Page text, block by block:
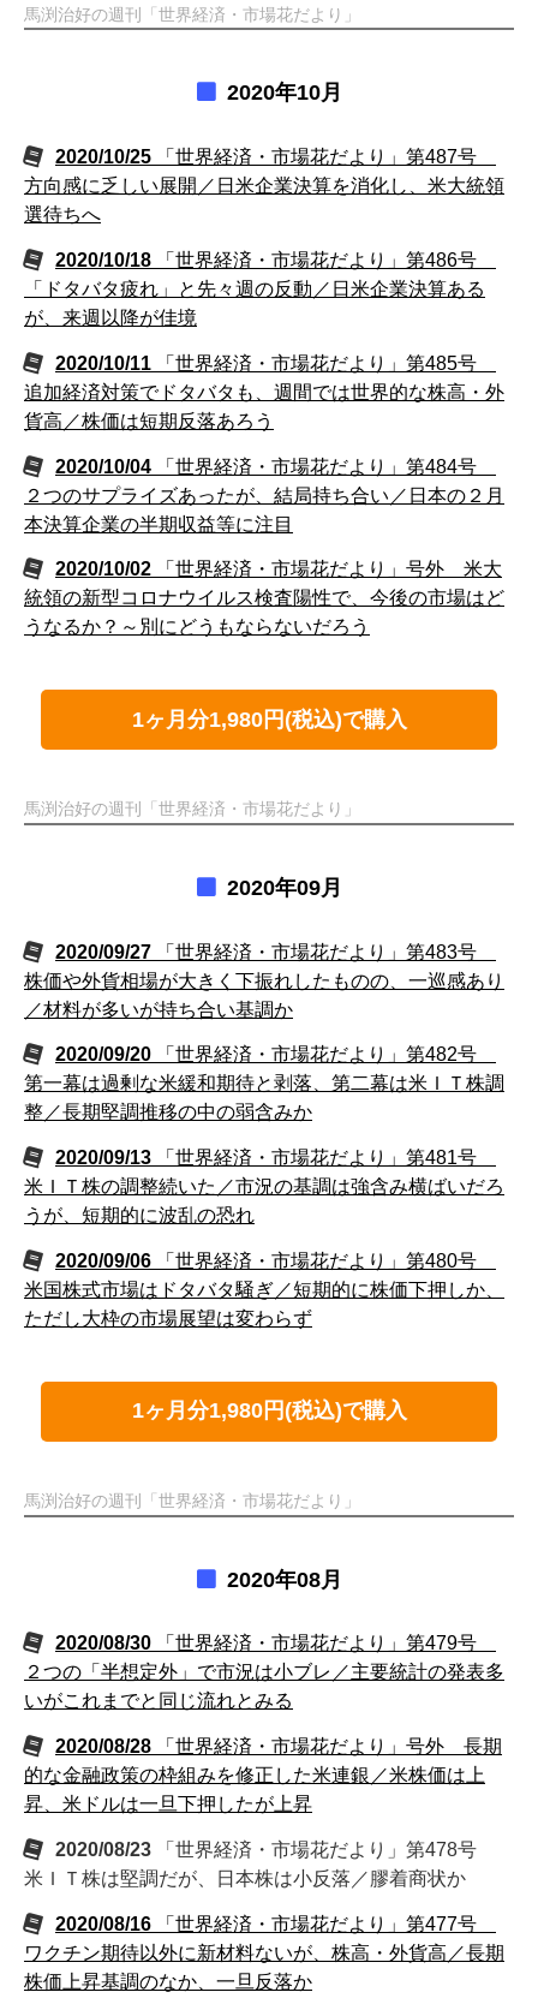
馬渕治好の週刊「世界経済・市場花だより」
2020年10月
2020/10/25
「世界経済・市場花だより」第487号
方向感に乏しい展開／日米企業決算を消化し、米大統領
選待ちへ
2020/10/18
「世界経済・市場花だより」第486号
「ドタバタ疲れ」と先々週の反動／日米企業決算ある
が、来週以降が佳境
2020/10/11
「世界経済・市場花だより」第485号
追加経済対策でドタバタも、週間では世界的な株高・外
貨高／株価は短期反落あろう
2020/10/04
「世界経済・市場花だより」第484号
２つのサプライズあったが、結局持ち合い／日本の２月
本決算企業の半期収益等に注目
2020/10/02
「世界経済・市場花だより」号外 米大
統領の新型コロナウイルス検査陽性で、今後の市場はど
うなるか？～別にどうもならないだろう
1ヶ月分1,980円(税込)で購入
馬渕治好の週刊「世界経済・市場花だより」
2020年09月
2020/09/27
「世界経済・市場花だより」第483号
株価や外貨相場が大きく下振れしたものの、一巡感あり
／材料が多いが持ち合い基調か
2020/09/20
「世界経済・市場花だより」第482号
第一幕は過剰な米緩和期待と剥落、第二幕は米ＩＴ株調
整／長期堅調推移の中の弱含みか
2020/09/13
「世界経済・市場花だより」第481号
米ＩＴ株の調整続いた／市況の基調は強含み横ばいだろ
うが、短期的に波乱の恐れ
2020/09/06
「世界経済・市場花だより」第480号
米国株式市場はドタバタ騒ぎ／短期的に株価下押しか、
ただし大枠の市場展望は変わらず
1ヶ月分1,980円(税込)で購入
馬渕治好の週刊「世界経済・市場花だより」
2020年08月
2020/08/30
「世界経済・市場花だより」第479号
２つの「半想定外」で市況は小ブレ／主要統計の発表多
いがこれまでと同じ流れとみる
2020/08/28
「世界経済・市場花だより」号外 長期
的な金融政策の枠組みを修正した米連銀／米株価は上
昇、米ドルは一旦下押したが上昇
2020/08/23
「世界経済・市場花だより」第478号
米ＩＴ株は堅調だが、日本株は小反落／膠着商状か
2020/08/16
「世界経済・市場花だより」第477号
ワクチン期待以外に新材料ないが、株高・外貨高／長期
株価上昇基調のなか、一旦反落か